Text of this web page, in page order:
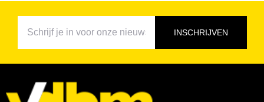
INSCHRIJVEN